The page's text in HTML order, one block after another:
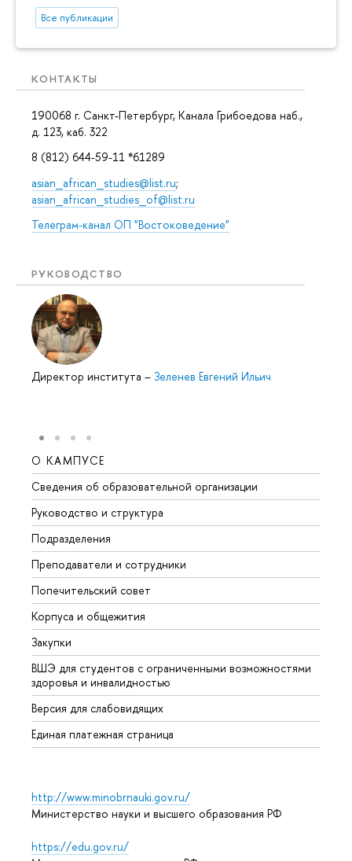
Все публикации
КОНТАКТЫ
190068 г. Санкт-Петербург, Канала Грибоедова наб.,
д. 123, каб. 322
8 (812) 644-59-11 *61289
asian_african_studies@list.ru;
asian_african_studies_of@list.ru
Телеграм-канал ОП "Востоковедение"
РУКОВОДСТВО
Директор института – Зеленев Евгений Ильич
О КАМПУСЕ
Сведения об образовательной организации
Руководство и структура
Подразделения
Преподаватели и сотрудники
Попечительский совет
Корпуса и общежития
Закупки
ВШЭ для студентов с ограниченными возможностями
здоровья и инвалидностью
Версия для слабовидящих
Единая платежная страница
http://www.minobrnauki.gov.ru/
Министерство науки и высшего образования РФ
https://edu.gov.ru/